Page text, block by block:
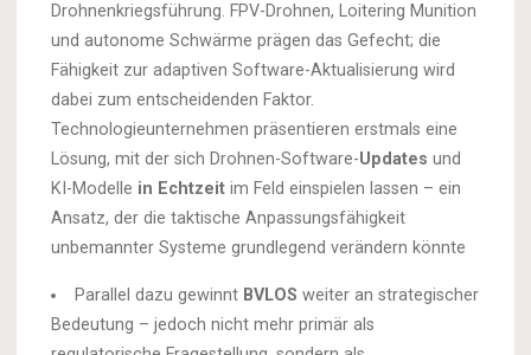
Drohnenkriegsführung. FPV-Drohnen, Loitering Munition
und autonome Schwärme prägen das Gefecht; die
Fähigkeit zur adaptiven Software-Aktualisierung wird
dabei zum entscheidenden Faktor.
Technologieunternehmen präsentieren erstmals eine
Lösung, mit der sich Drohnen-Software-Updates und
KI-Modelle in Echtzeit im Feld einspielen lassen – ein
Ansatz, der die taktische Anpassungsfähigkeit
unbemannter Systeme grundlegend verändern könnte
Parallel dazu gewinnt BVLOS weiter an strategischer
Bedeutung – jedoch nicht mehr primär als